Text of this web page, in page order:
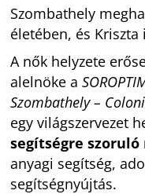
Szombathely
életében, és
A nők helyzete
alelnöke a
Szombathely –
egy világszervezet
segítségre
anyagi segítség,
segítségnyújtás.